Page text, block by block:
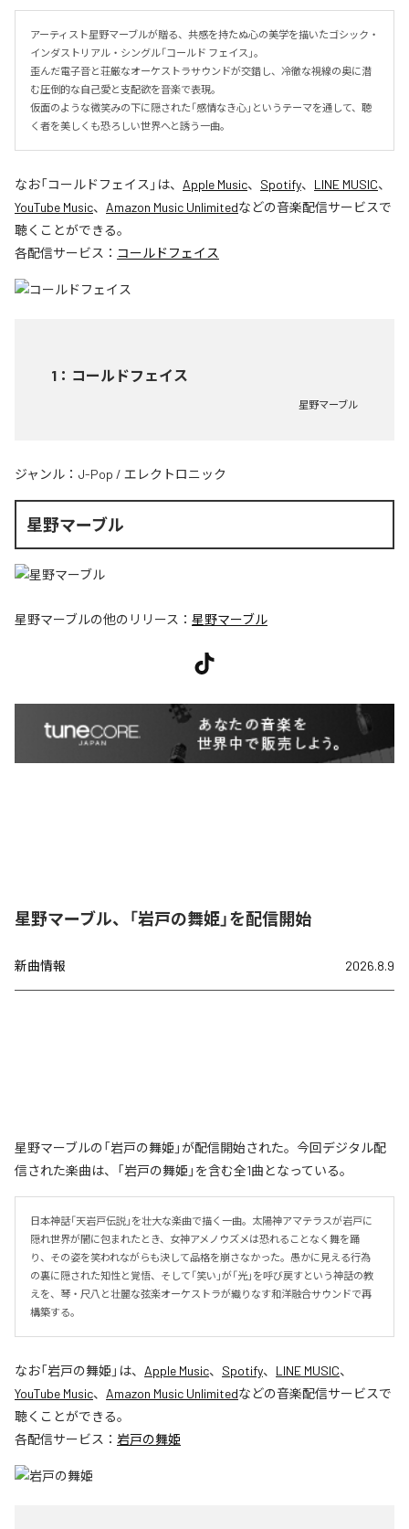
アーティスト星野マーブルが贈る、共感を持たぬ心の美学を描いたゴシック・
インダストリアル・シングル「コールド フェイス」。
歪んだ電子音と荘厳なオーケストラサウンドが交錯し、冷徹な視線の奥に潜
む圧倒的な自己愛と支配欲を音楽で表現。
仮面のような微笑みの下に隠された「感情なき心」というテーマを通して、聴
く者を美しくも恐ろしい世界へと誘う一曲。
なお「コールドフェイス 」は、 Apple Music、 Spotify、 LINE MUSIC、
YouTube Music、 Amazon Music Unlimitedなどの音楽配信サービスで
聴くことができる。
各配信サービス： コールドフェイス
1 ： コールドフェイス
星野マーブル
ジャンル： J-Pop / エレクトロニック
星野マーブル
星野マーブルの他のリリース： 星野マーブル
星野マーブル、「岩戸の舞姫」を配信開始
新曲情報 2026.8.9
星野マーブルの「岩戸の舞姫」が配信開始された。今回デジタル配
信された楽曲は、「岩戸の舞姫」を含む全1曲となっている。
日本神話「天岩戸伝説」を壮大な楽曲で描く一曲。太陽神アマテラスが岩戸に
隠れ世界が闇に包まれたとき、女神アメノウズメは恐れることなく舞を踊
り、その姿を笑われながらも決して品格を崩さなかった。愚かに見える行為
の裏に隠された知性と覚悟、そして「笑い」が「光」を呼び戻すという神話の教
えを、琴・尺八と壮麗な弦楽オーケストラが織りなす和洋融合サウンドで再
構築する。
なお「岩戸の舞姫 」は、 Apple Music、 Spotify、 LINE MUSIC、
YouTube Music、 Amazon Music Unlimitedなどの音楽配信サービスで
聴くことができる。
各配信サービス： 岩戸の舞姫